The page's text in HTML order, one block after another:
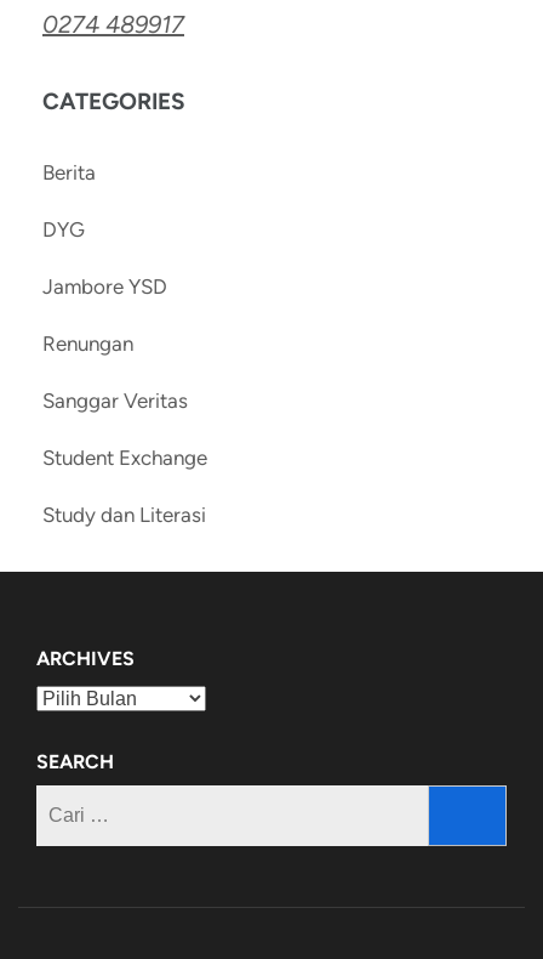
0274 489917
CATEGORIES
Berita
DYG
Jambore YSD
Renungan
Sanggar Veritas
Student Exchange
Study dan Literasi
ARCHIVES
Archives
SEARCH